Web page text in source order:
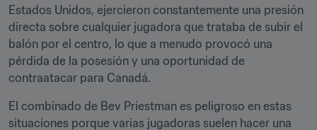
Estados Unidos, ejercieron constantemente una presión
directa sobre cualquier jugadora que trataba de subir el
balón por el centro, lo que a menudo provocó una
pérdida de la posesión y una oportunidad de
contraatacar para Canadá.
El combinado de Bev Priestman es peligroso en estas
situaciones porque varias jugadoras suelen hacer una